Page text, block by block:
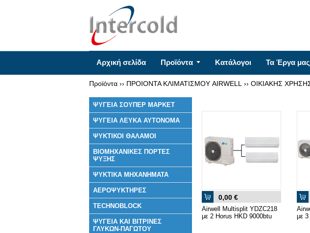
Αρχική σελίδα Προϊόντα Κατάλογοι Τα Έργα μας
Προϊόντα ›› ΠΡΟΙΟΝΤΑ ΚΛΙΜΑΤΙΣΜΟΥ AIRWELL ›› ΟΙΚΙΑΚΗΣ
ΨΥΓΕΙΑ ΣΟΥΠΕΡ ΜΑΡΚΕΤ
ΨΥΓΕΙΑ ΛΕΥΚΑ ΑΥΤΟΝΟΜΑ
ΨΥΚΤΙΚΟΙ ΘΑΛΑΜΟΙ
ΒΙΟΜΗΧΑΝΙΚΕΣ ΠΟΡΤΕΣ
ΨΥΞΗΣ
ΨΥΚΤΙΚΑ ΜΗΧΑΝΗΜΑΤΑ
ΑΕΡΟΨΥΚΤΗΡΕΣ
TECHNOBLOCK
ΨΥΓΕΙΑ ΚΑΙ ΒΙΤΡΙΝΕΣ
ΓΛΥΚΩΝ-ΠΑΓΩΤΟΥ
0,00 €
Airwell Multisplit YDZC218
με 2 Horus HKD 9000btu
με